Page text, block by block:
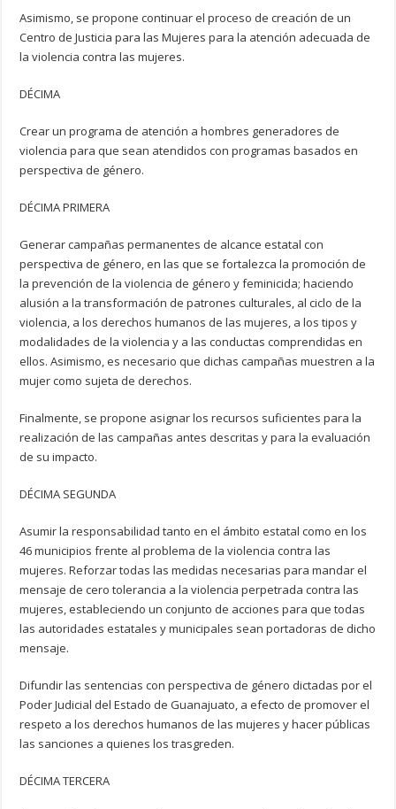
Asimismo, se propone continuar el proceso de creación de un
Centro de Justicia para las Mujeres para la atención adecuada de
la violencia contra las mujeres.
DÉCIMA
Crear un programa de atención a hombres generadores de
violencia para que sean atendidos con programas basados en
perspectiva de género.
DÉCIMA PRIMERA
Generar campañas permanentes de alcance estatal con
perspectiva de género, en las que se fortalezca la promoción de
la prevención de la violencia de género y feminicida; haciendo
alusión a la transformación de patrones culturales, al ciclo de la
violencia, a los derechos humanos de las mujeres, a los tipos y
modalidades de la violencia y a las conductas comprendidas en
ellos. Asimismo, es necesario que dichas campañas muestren a la
mujer como sujeta de derechos.
Finalmente, se propone asignar los recursos suficientes para la
realización de las campañas antes descritas y para la evaluación
de su impacto.
DÉCIMA SEGUNDA
Asumir la responsabilidad tanto en el ámbito estatal como en los
46 municipios frente al problema de la violencia contra las
mujeres. Reforzar todas las medidas necesarias para mandar el
mensaje de cero tolerancia a la violencia perpetrada contra las
mujeres, estableciendo un conjunto de acciones para que todas
las autoridades estatales y municipales sean portadoras de dicho
mensaje.
Difundir las sentencias con perspectiva de género dictadas por el
Poder Judicial del Estado de Guanajuato, a efecto de promover el
respeto a los derechos humanos de las mujeres y hacer públicas
las sanciones a quienes los trasgreden.
DÉCIMA TERCERA